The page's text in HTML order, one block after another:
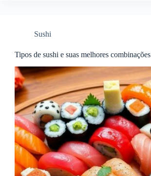
Sushi
Tipos de sushi e suas melhores combinações